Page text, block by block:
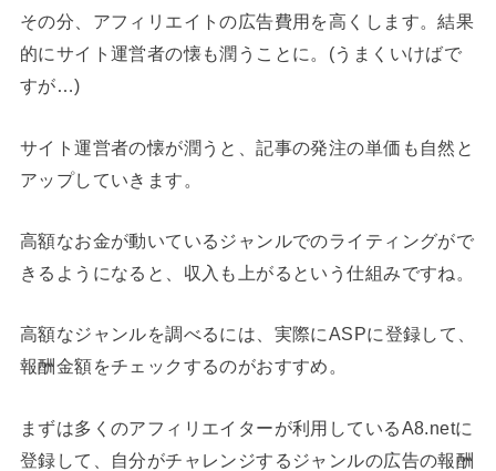
その分、アフィリエイトの広告費用を高くします。結果
的にサイト運営者の懐も潤うことに。(うまくいけばで
すが…)
サイト運営者の懐が潤うと、記事の発注の単価も自然と
アップしていきます。
高額なお金が動いているジャンルでのライティングがで
きるようになると、収入も上がるという仕組みですね。
高額なジャンルを調べるには、実際にASPに登録して、
報酬金額をチェックするのがおすすめ。
まずは多くのアフィリエイターが利用しているA8.netに
登録して、自分がチャレンジするジャンルの広告の報酬